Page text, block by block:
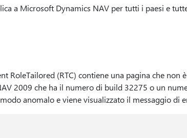
a Microsoft Dynamics NAV per tutti i paesi e
RoleTailored (RTC) contiene una pagina che non
2009 che ha il numero di build 32275 o un
modo anomalo e viene visualizzato il messaggio di